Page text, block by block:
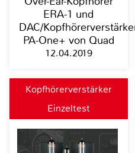
ERA-1 und
DAC/
PA-One+ von Quad
12.04.2019
Kopfhörerverstärker
Einzeltest